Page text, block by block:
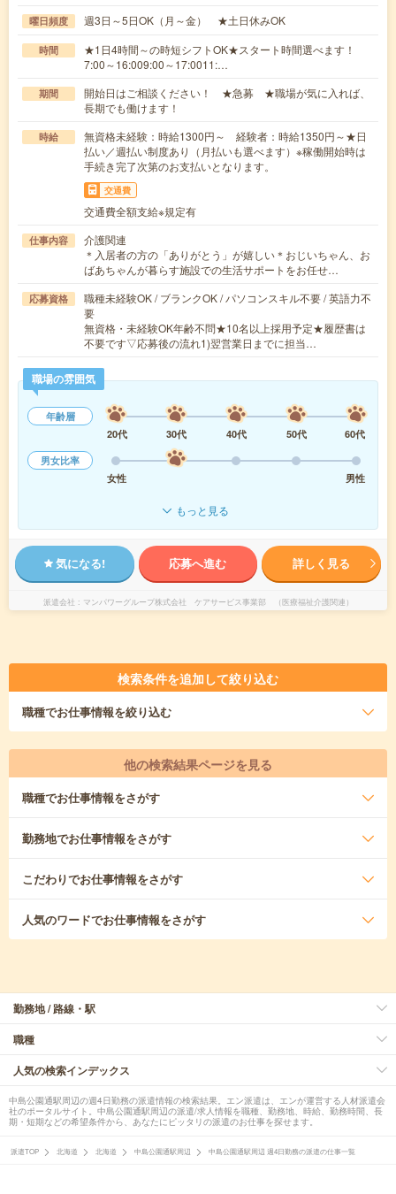
曜日頻度 週3日～5日OK（月～金） ★土日休みOK
時間
★1日4時間～の時短シフトOK★スタート時間選べます！
7:00～16:009:00～17:0011:…
期間
開始日はご相談ください！ ★急募 ★職場が気に入れば、
長期でも働けます！
時給
無資格未経験：時給1300円～ 経験者：時給1350円～★日
払い／週払い制度あり（月払いも選べます）※稼働開始時は
手続き完了次第のお支払いとなります。
交通費
交通費全額支給※規定有
仕事内容
介護関連
＊入居者の方の「ありがとう」が嬉しい＊おじいちゃん、お
ばあちゃんが暮らす施設での生活サポートをお任せ…
応募資格
職種未経験OK / ブランクOK / パソコンスキル不要 / 英語力不
要
無資格・未経験OK年齢不問★10名以上採用予定★履歴書は
不要です▽応募後の流れ1)翌営業日までに担当…
職場の雰囲気
年齢層
20代
30代 40代 50代
60代
男女比率
女性
男性
もっと見る
気になる! 応募へ進む 詳しく見る
派遣会社 マンパワーグループ株式会社 ケアサービス事業部 （医療福祉介護関連）
検索条件を追加して絞り込む
職種でお仕事情報を絞り込む
他の検索結果ページを見る
職種でお仕事情報をさがす
勤務地でお仕事情報をさがす
こだわりでお仕事情報をさがす
人気のワードでお仕事情報をさがす
勤務地 / 路線・駅
職種
人気の検索インデックス
中島公園通駅周辺の週4日勤務の派遣情報の検索結果。エン派遣は、エンが運営する人材派遣会
社のポータルサイト。中島公園通駅周辺の派遣/求人情報を職種、勤務地、時給、勤務時間、長
期・短期などの希望条件から、あなたにピッタリの派遣のお仕事を探せます。
派遣TOP 北海道 北海道 中島公園通駅周辺 中島公園通駅周辺 週4日勤務の派遣の仕事一覧